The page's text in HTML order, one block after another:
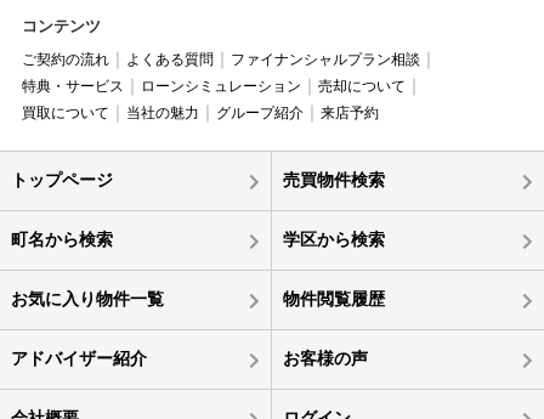
コンテンツ
ご契約の流れ よくある質問
ファイナンシャルプラン相談
特典・サービス
ローンシミュレーション
売却について
買取について
当社の魅力 グループ紹介 来店予約
トップページ 売買物件検索
町名から検索 学区から検索
お気に入り物件一覧 物件閲覧履歴
アドバイザー紹介 お客様の声